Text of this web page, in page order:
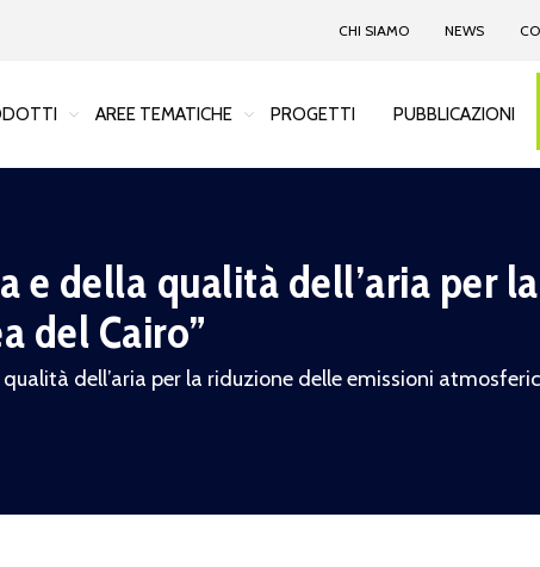
CHI SIAMO NEWS
AREE TEMATICHE PROGETTI PUBBLICAZIONI
e della qualità dell’aria per
del Cairo”
dell’aria per la riduzione delle emissioni